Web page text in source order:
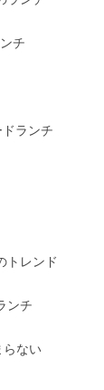
チ
ランチ
トレンド
ンチ
らない